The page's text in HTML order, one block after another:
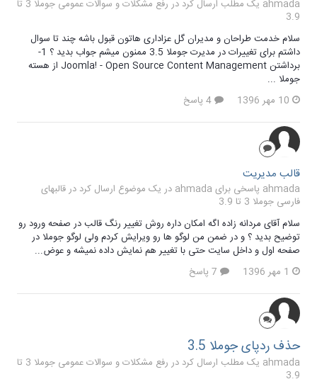
ahmada یک مطلب ارسال کرد در
رفع مشکلات و سوالات عمومی جوملا 3 تا
3.9
سلام خدمت طراحان و مدیران گل عزاداری هاتون قبول باشه چند تا سوال
داشتم برای تغییرات در مدیرت جوملا 3.5 ممنون میشم جواب بدید ؟ 1-
برداشتن Joomla! - Open Source Content Management از هسته
جوملا ...
10 مهر 1396
قالب مدیریت
ahmada پاسخی برای ahmada در یک موضوع ارسال کرد در
قالبهای
فارسی جوملا 3 تا 3.9
سلام آقای مردانه زاده اگه امکان داره روش تغییر رنگ قالب در صفحه ورود رو
توضیح بدید ؟ و در ضمن من لوگو ها رو ویرایش کردم ولی لوگو جوملا در
صفحه اول و داخل سایت حتی با تغییر هم نمایش داده نمیشه و عوض...
1 مهر 1396
حذف ردپای جوملا 3.5
ahmada یک مطلب ارسال کرد در
رفع مشکلات و سوالات عمومی جوملا 3 تا
3.9